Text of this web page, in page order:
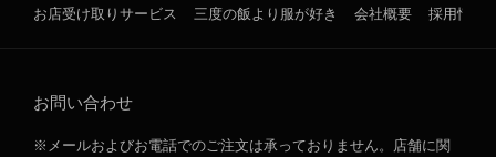
お店受け取りサービス 三度の飯より服が好き 会社概要 採用情報
お問い合わせ
※メールおよびお電話でのご注文は承っておりません。店舗に関